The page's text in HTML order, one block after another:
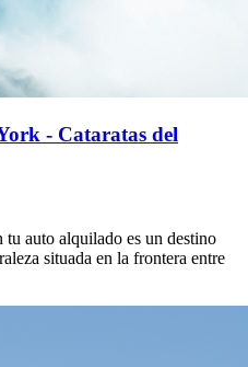
- Cataratas del
tu auto alquilado es un destino
situada en la frontera entre